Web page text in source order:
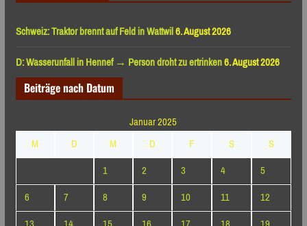
Schweiz: Traktor brennt auf Feld in Wattwil6. August 2026
D: Wasserunfall in Hennef → Person droht zu ertrinken6. August 2026
Beiträge nach Datum
Januar 2025
M
D M D F S
S
1
2 3 4
5
6
7 8 9 10 11
12